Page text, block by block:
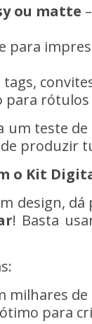
ou matte
para
tags,
para rótulos
um teste
produzir
o Kit
design,
! Basta
milhares
para